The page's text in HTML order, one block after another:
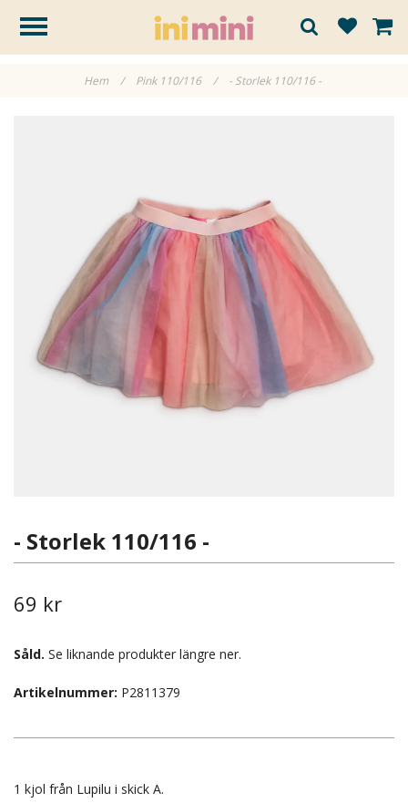
Hem / Pink 110/116 / - Storlek 110/116 -
- Storlek 110/116 -
69 kr
Såld. Se liknande produkter längre ner.
Artikelnummer: P2811379
1 kjol från Lupilu i skick A.